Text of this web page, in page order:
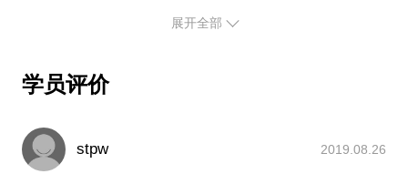
展开全部
学员评价
stpw 2019.08.26